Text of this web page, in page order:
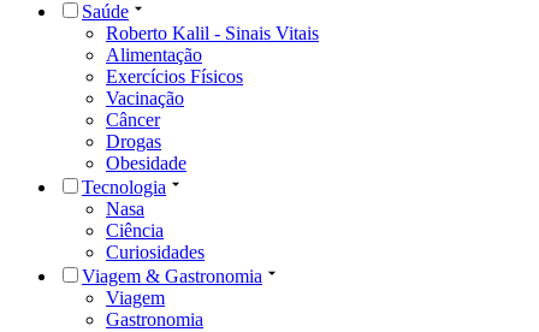
Saúde
Roberto Kalil - Sinais Vitais
Alimentação
Exercícios Físicos
Vacinação
Câncer
Drogas
Obesidade
Tecnologia
Nasa
Ciência
Curiosidades
Viagem & Gastronomia
Viagem
Gastronomia